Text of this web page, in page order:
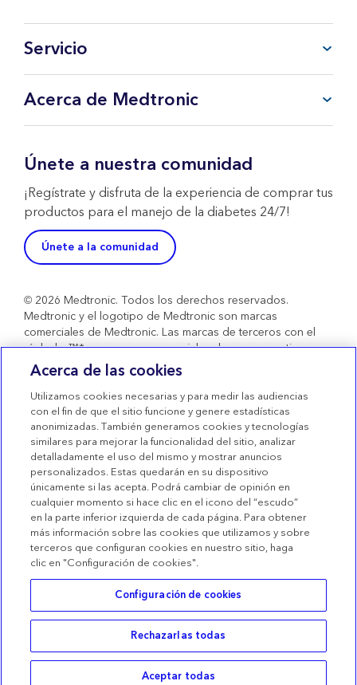
Servicio
Mi cuenta
CareLink™ Personal
Contacta con nosotros
Acerca de Medtronic
Sobre Medtronic
Únete a nuestra comunidad
¡Regístrate y disfruta de la experiencia de comprar tus
productos para el manejo de la diabetes 24/7!
Únete a la comunidad
© 2026 Medtronic. Todos los derechos reservados.
Medtronic y el logotipo de Medtronic son marcas
comerciales de Medtronic. Las marcas de terceros con el
símbolo ™* son marcas comerciales de sus respectivos
propietarios. Todas las demás marcas son marcas
comerciales de una compañía de Medtronic. Productos
sanitarios con marcado CE conformes al Real Decreto
1591/2009.
Condiciones de uso
Términos de venta
Declaración de privacidad
Política de Cookies
Configuración de las Cookies
Categorías Cesta
Acerca de las cookies
Utilizamos cookies necesarias y para medir las audiencias
con el fin de que el sitio funcione y genere estadísticas
anonimizadas. También generamos cookies y tecnologías
similares para mejorar la funcionalidad del sitio, analizar
detalladamente el uso del mismo y mostrar anuncios
personalizados. Estas quedarán en su dispositivo
únicamente si las acepta. Podrá cambiar de opinión en
cualquier momento si hace clic en el icono del “escudo”
en la parte inferior izquierda de cada página. Para obtener
más información sobre las cookies que utilizamos y sobre
terceros que configuran cookies en nuestro sitio, haga
clic en "Configuración de cookies".
Configuración de cookies
Rechazarlas todas
Aceptar todas